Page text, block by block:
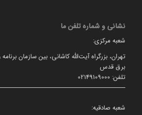
نشانی و شماره تلفن ما
شعبه مرکزی:
تهران، بزرگراه آیت‌الله کاشانی، بین سازمان
برق قدس
تلفن: 02149109000
شعبه صادقیه: